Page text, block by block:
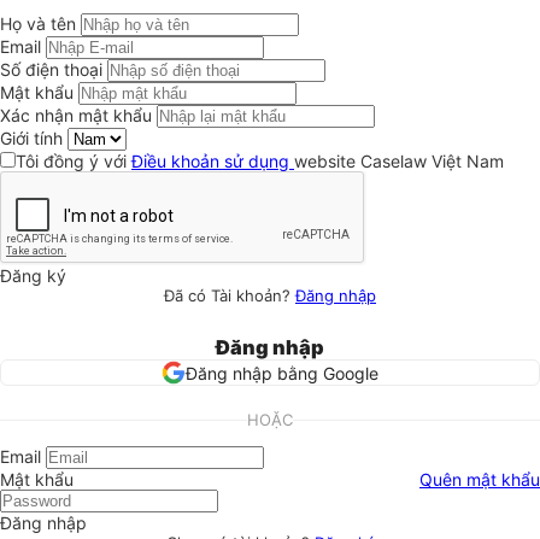
Họ và tên
Email
Số điện thoại
Mật khẩu
Xác nhận mật khẩu
Giới tính
Tôi đồng ý vớiĐiều khoản sử dụng website Caselaw Việt Nam
Đăng ký
Đã có Tài khoản?Đăng nhập
Đăng nhập
Đăng nhập bằng Google
HOẶC
Email
Mật khẩu
Quên mật khẩu
Đăng nhập